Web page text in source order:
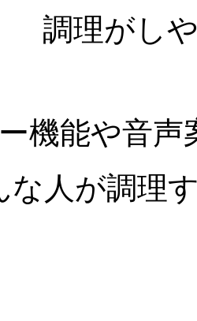
調理がし
機能や音
な人が調理